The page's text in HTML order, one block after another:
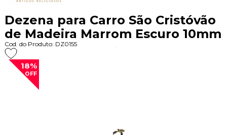
Dezena para Carro São Cristóvão
de Madeira Marrom Escuro 10mm
Cod. do Produto: DZ0155
18%
OFF